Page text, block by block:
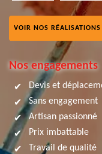
VOIR NOS RÉALISATIONS
Nos engagements
Devis et
Sans engagement
Artisan passionné
Prix imbattable
Travail de qualité